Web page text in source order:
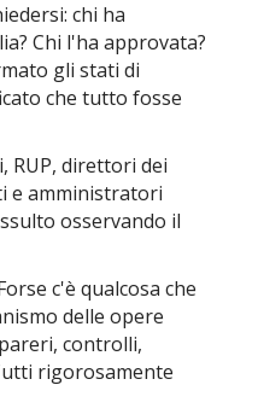
chi ha
Chi l'ha approvata?
gli stati di
che tutto fosse
RUP, direttori dei
e amministratori
osservando il
c'è qualcosa che
delle opere
controlli,
rigorosamente